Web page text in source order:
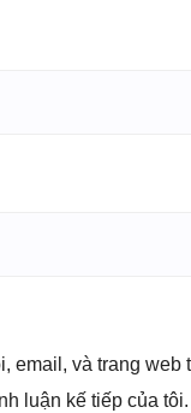
email, và trang web
luận kế tiếp của tôi.